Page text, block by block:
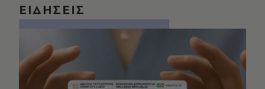
ΕΙΔΗΣΕΙΣ